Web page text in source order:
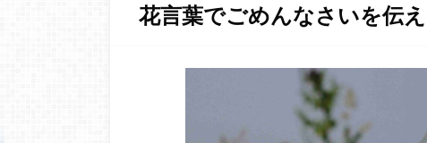
花言葉でごめんなさいを伝